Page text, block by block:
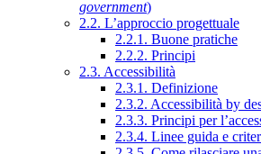
government)
2.2. L’approccio progettuale
2.2.1. Buone pratiche
2.2.2. Principi
2.3. Accessibilità
2.3.1. Definizione
2.3.2. Accessibilità by
2.3.3. Principi per
2.3.4. Linee guida e